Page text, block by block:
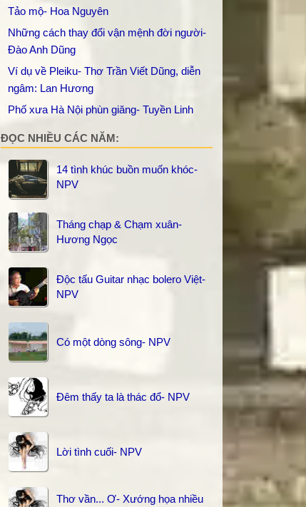
Tảo mộ- Hoa Nguyên
Những cách thay đổi vận mệnh đời người-
Đào Anh Dũng
Ví dụ về Pleiku- Thơ Trần Viết Dũng, diễn
ngâm: Lan Hương
Phố xưa Hà Nội phùn giăng- Tuyền Linh
ĐỌC NHIỀU CÁC NĂM:
14 tình khúc buồn muốn khóc-
NPV
Tháng chạp & Chạm xuân-
Hương Ngọc
Độc tấu Guitar nhạc bolero Việt-
NPV
Có một dòng sông- NPV
Đêm thấy ta là thác đổ- NPV
Lời tình cuối- NPV
Thơ vần... Ơ- Xướng họa nhiều